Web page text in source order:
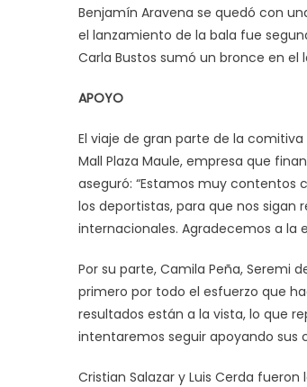
Benjamín Aravena se quedó con
el lanzamiento de la bala fue
Carla Bustos sumó un bronce en el
APOYO
El viaje de gran parte de la
Mall Plaza Maule, empresa que
aseguró: “Estamos muy contentos
los deportistas, para que nos
internacionales. Agradecemos a la
Por su parte, Camila Peña, Seremi
primero por todo el esfuerzo que
resultados están a la vista, lo que
intentaremos seguir apoyando sus
Cristian Salazar y Luis Cerda